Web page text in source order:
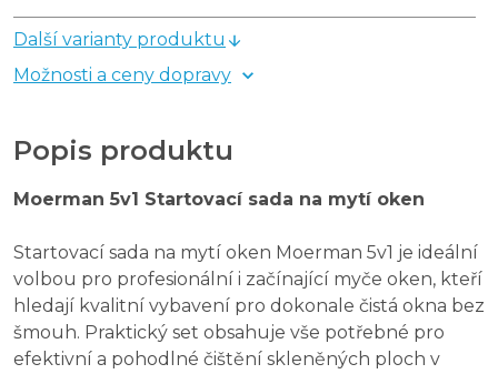
Další varianty produktu
Možnosti a ceny dopravy
Popis produktu
Moerman 5v1 Startovací sada na mytí oken
Startovací sada na mytí oken Moerman 5v1 je ideální
volbou pro profesionální i začínající myče oken, kteří
hledají kvalitní vybavení pro dokonale čistá okna bez
šmouh. Praktický set obsahuje vše potřebné pro
efektivní a pohodlné čištění skleněných ploch v